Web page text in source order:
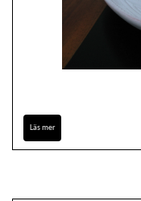
Läs mer